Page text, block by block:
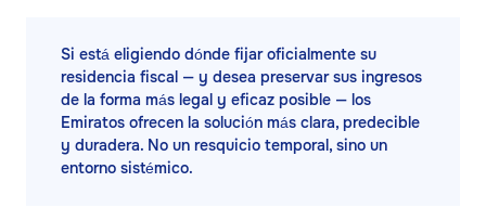
Si está eligiendo dónde fijar oficialmente su
residencia fiscal — y desea preservar sus ingresos
de la forma más legal y eficaz posible — los
Emiratos ofrecen la solución más clara, predecible
y duradera. No un resquicio temporal, sino un
entorno sistémico.